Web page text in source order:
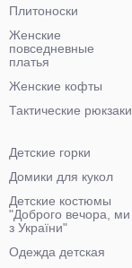
Плитоноски
Женские
повседневные
платья
Женские кофты
Тактические рюкзаки
Детские горки
Домики для кукол
Детские костюмы
"Доброго вечора, ми
з України"
Одежда детская